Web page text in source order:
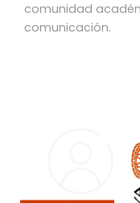
comunidad
comunicación.